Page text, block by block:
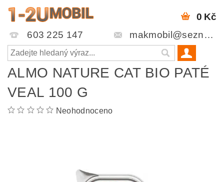
603 225 147 makmobil@seznam.cz
0 Kč
ALMO NATURE CAT BIO PATÉ
VEAL 100 G
Neohodnoceno